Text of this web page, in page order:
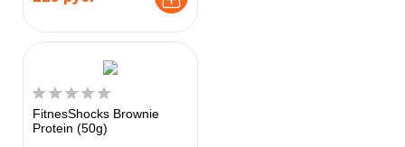
FitnesShocks Brownie
Protein (50g)